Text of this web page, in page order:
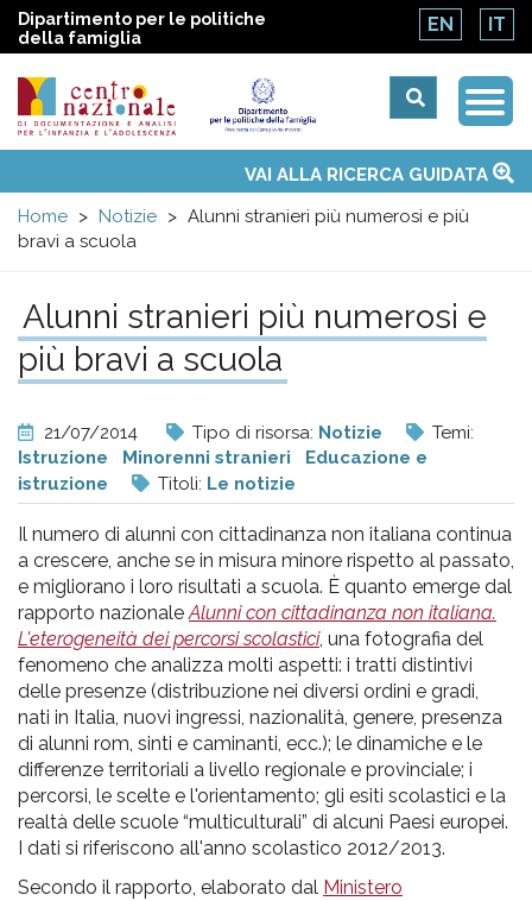
Dipartimento per le politiche
della famiglia
EN IT
Centro
nazionale
di
Documentazione
e
analisi
pr
l'infanzia
e
l'adolescenza
menu
Temi
Attività
Convenzione ONUVAI ALLA RICERCA GUIDATA
Home
Notizie
Alunni stranieri più numerosi e più
bravi a scuola
Alunni stranieri più numerosi e
più bravi a scuola
21/07/2014 Tipo di risorsa: Notizie
Temi:
Istruzione
Minorenni stranieri
Educazione e
istruzione
Titoli: Le notizie
Il numero di alunni con cittadinanza non italiana continua
a crescere, anche se in misura minore rispetto al passato,
e migliorano i loro risultati a scuola. È quanto emerge dal
rapporto nazionaleAlunni con cittadinanza non italiana.
L'eterogeneità dei percorsi scolastici, una fotografia del
fenomeno che analizza molti aspetti: i tratti distintivi
delle presenze (distribuzione nei diversi ordini e gradi,
nati in Italia, nuovi ingressi, nazionalità, genere, presenza
di alunni rom, sinti e caminanti, ecc.); le dinamiche e le
differenze territoriali a livello regionale e provinciale; i
percorsi, le scelte e l'orientamento; gli esiti scolastici e la
realtà delle scuole “multiculturali” di alcuni Paesi europei.
I dati si riferiscono all'anno scolastico 2012/2013.
Secondo il rapporto, elaborato dal Ministero